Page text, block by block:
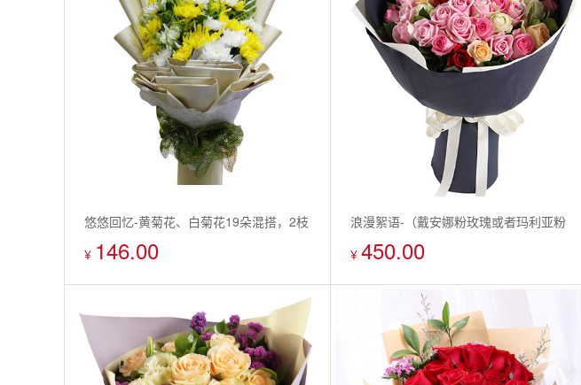
悠悠回忆-黄菊花、白菊花19朵混搭，2枝
白百合，搭配散尾葵叶
¥ 146.00
浪漫絮语-（戴安娜粉玫瑰或者玛利亚粉
玫瑰）32枝，白玫瑰6枝，香槟玫瑰6
¥ 450.00